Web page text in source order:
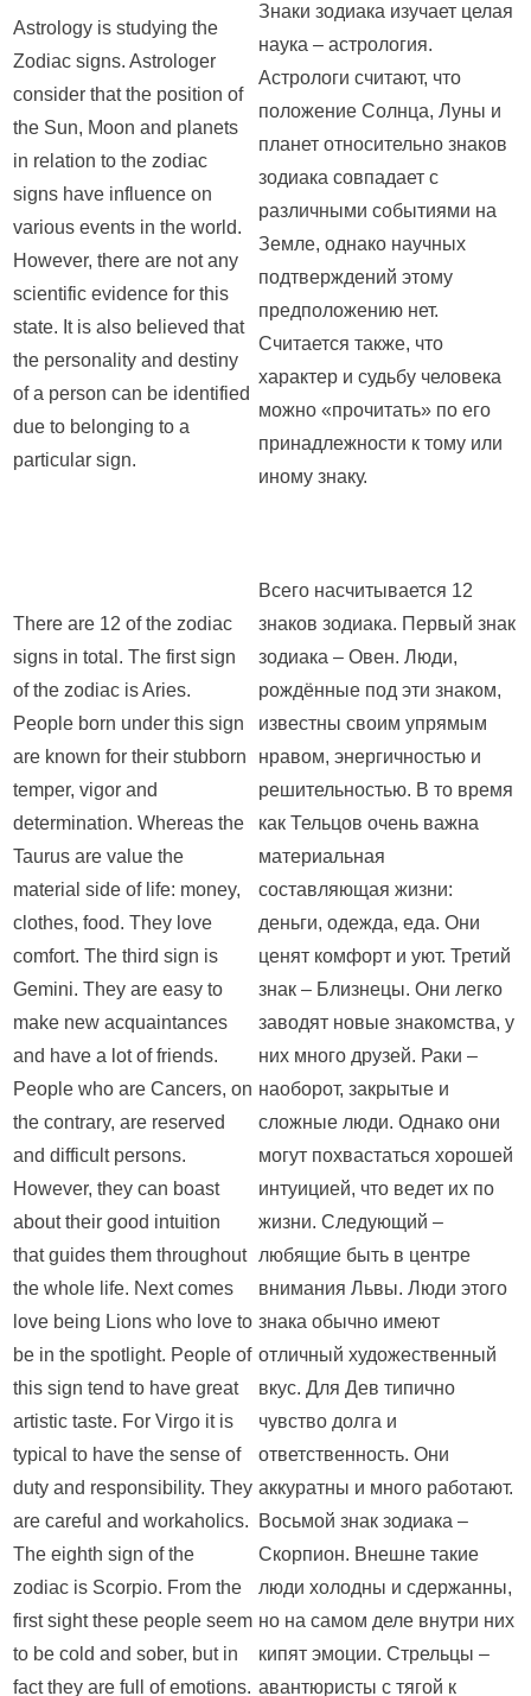
Astrology is studying the
Zodiac signs. Astrologer
consider that the position of
the Sun, Moon and planets
in relation to the zodiac
signs have influence on
various events in the world.
However, there are not any
scientific evidence for this
state. It is also believed that
the personality and destiny
of a person can be identified
due to belonging to a
particular sign.
Знаки зодиака изучает целая
наука – астрология.
Астрологи считают, что
положение Солнца, Луны и
планет относительно знаков
зодиака совпадает с
различными событиями на
Земле, однако научных
подтверждений этому
предположению нет.
Считается также, что
характер и судьбу человека
можно «прочитать» по его
принадлежности к тому или
иному знаку.
There are 12 of the zodiac
signs in total. The first sign
of the zodiac is Aries.
People born under this sign
are known for their stubborn
temper, vigor and
determination. Whereas the
Taurus are value the
material side of life: money,
clothes, food. They love
comfort. The third sign is
Gemini. They are easy to
make new acquaintances
and have a lot of friends.
People who are Cancers, on
the contrary, are reserved
and difficult persons.
However, they can boast
about their good intuition
that guides them throughout
the whole life. Next comes
love being Lions who love to
be in the spotlight. People of
this sign tend to have great
artistic taste. For Virgo it is
typical to have the sense of
duty and responsibility. They
are careful and workaholics.
The eighth sign of the
zodiac is Scorpio. From the
first sight these people seem
to be cold and sober, but in
fact they are full of emotions.
Всего насчитывается 12
знаков зодиака. Первый знак
зодиака – Овен. Люди,
рождённые под эти знаком,
известны своим упрямым
нравом, энергичностью и
решительностью. В то время
как Тельцов очень важна
материальная
составляющая жизни:
деньги, одежда, еда. Они
ценят комфорт и уют. Третий
знак – Близнецы. Они легко
заводят новые знакомства, у
них много друзей. Раки –
наоборот, закрытые и
сложные люди. Однако они
могут похвастаться хорошей
интуицией, что ведет их по
жизни. Следующий –
любящие быть в центре
внимания Львы. Люди этого
знака обычно имеют
отличный художественный
вкус. Для Дев типично
чувство долга и
ответственность. Они
аккуратны и много работают.
Восьмой знак зодиака –
Скорпион. Внешне такие
люди холодны и сдержанны,
но на самом деле внутри них
кипят эмоции. Стрельцы –
авантюристы с тягой к